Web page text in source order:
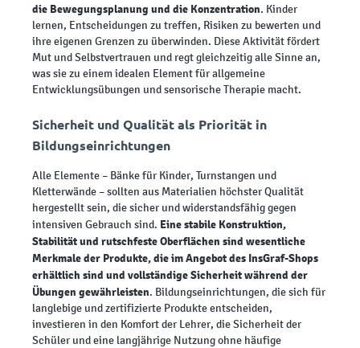
die Bewegungsplanung und die Konzentration. Kinder
lernen, Entscheidungen zu treffen, Risiken zu bewerten und
ihre eigenen Grenzen zu überwinden. Diese Aktivität fördert
Mut und Selbstvertrauen und regt gleichzeitig alle Sinne an,
was sie zu einem idealen Element für allgemeine
Entwicklungsübungen und sensorische Therapie macht.
Sicherheit und Qualität als Priorität in
Bildungseinrichtungen
Alle Elemente – Bänke für Kinder, Turnstangen und
Kletterwände – sollten aus Materialien höchster Qualität
hergestellt sein, die sicher und widerstandsfähig gegen
intensiven Gebrauch sind. Eine stabile Konstruktion,
Stabilität und rutschfeste Oberflächen sind wesentliche
Merkmale der Produkte, die im Angebot des InsGraf-Shops
erhältlich sind und vollständige Sicherheit während der
Übungen gewährleisten. Bildungseinrichtungen, die sich für
langlebige und zertifizierte Produkte entscheiden,
investieren in den Komfort der Lehrer, die Sicherheit der
Schüler und eine langjährige Nutzung ohne häufige